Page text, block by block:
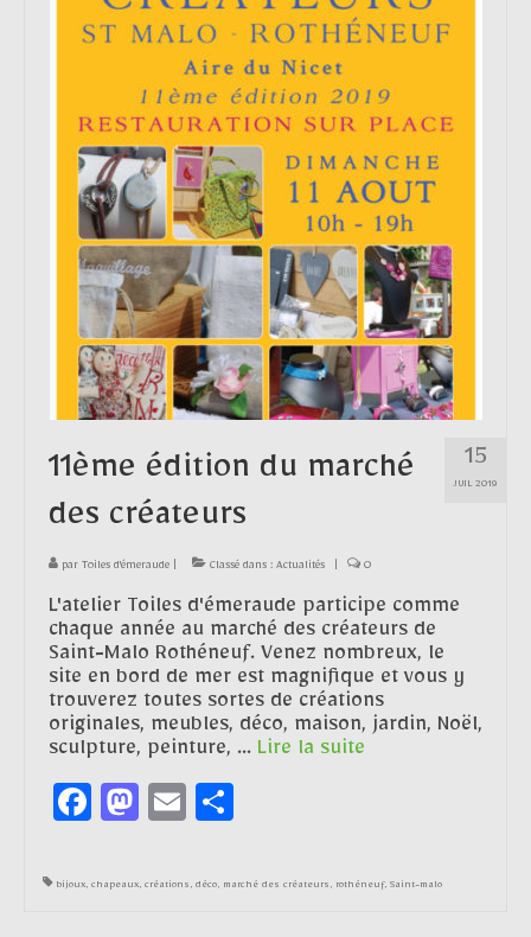
Tenture murale
Actualités
Contact
15
JUIL 2019
11ème édition du marché
des créateurs
par Toiles d'émeraude | Classé dans : Actualités | 0
L'atelier Toiles d'émeraude participe comme
chaque année au marché des créateurs de
Saint-Malo Rothéneuf. Venez nombreux, le
site en bord de mer est magnifique et vous y
trouverez toutes sortes de créations
originales, meubles, déco, maison, jardin, Noël,
sculpture, peinture, … Lire la suite­­
Facebook
Mastodon
Email
bijoux, chapeaux, créations , déco, marché des créateurs , rothéneuf, Saint-malo